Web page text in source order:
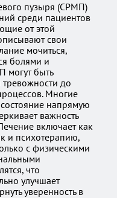
пузыря (СРМП)
среди пациентов
от этой
свои
мочиться,
болями и
быть
до
Многие
напрямую
важность
включает как
и психотерапию,
с физическими
что
улучшает
уверенность в